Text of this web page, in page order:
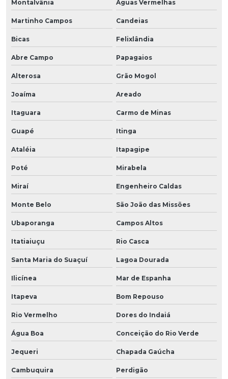
Montalvânia Águas Vermelhas
Martinho Campos Candeias
Bicas Felixlândia
Abre Campo Papagaios
Alterosa Grão Mogol
Joaíma Areado
Itaguara Carmo de Minas
Guapé Itinga
Ataléia Itapagipe
Poté Mirabela
Miraí Engenheiro Caldas
Monte Belo São João das Missões
Ubaporanga Campos Altos
Itatiaiuçu Rio Casca
Santa Maria do Suaçuí Lagoa Dourada
Ilicínea Mar de Espanha
Itapeva Bom Repouso
Rio Vermelho Dores do Indaiá
Água Boa Conceição do Rio Verde
Jequeri Chapada Gaúcha
Cambuquira Perdigão